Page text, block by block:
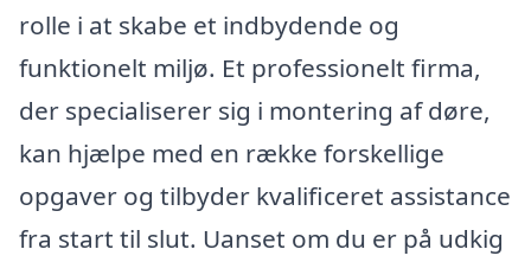
rolle i at skabe et indbydende og
funktionelt miljø. Et professionelt firma,
der specialiserer sig i montering af døre,
kan hjælpe med en række forskellige
opgaver og tilbyder kvalificeret assistance
fra start til slut. Uanset om du er på udkig